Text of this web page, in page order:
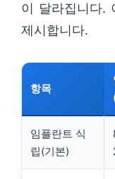
이 달라집니다.
제시합니다.
항목
임플란트 식
립(기본)